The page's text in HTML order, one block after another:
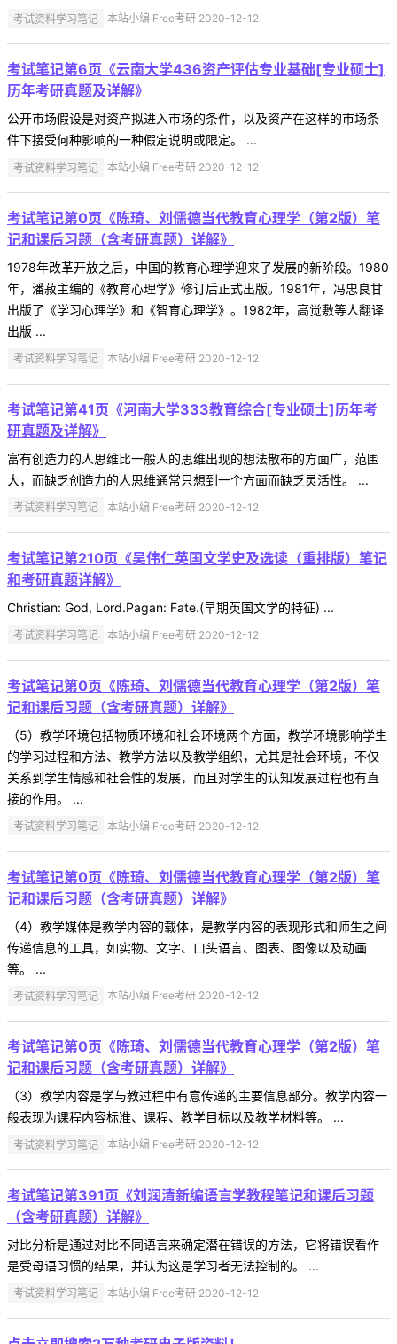
考试资料学习笔记 本站小编 Free考研 2020-12-12
考试笔记第6页《云南大学436资产评估专业基础[专业硕士]
历年考研真题及详解》
公开市场假设是对资产拟进入市场的条件，以及资产在这样的市场条
件下接受何种影响的一种假定说明或限定。 ...
考试资料学习笔记 本站小编 Free考研 2020-12-12
考试笔记第0页《陈琦、刘儒德当代教育心理学（第2版）笔
记和课后习题（含考研真题）详解》
1978年改革开放之后，中国的教育心理学迎来了发展的新阶段。1980
年，潘菽主编的《教育心理学》修订后正式出版。1981年，冯忠良甘
出版了《学习心理学》和《智育心理学》。1982年，高觉敷等人翻译
出版 ...
考试资料学习笔记 本站小编 Free考研 2020-12-12
考试笔记第41页《河南大学333教育综合[专业硕士]历年考
研真题及详解》
富有创造力的人思维比一般人的思维出现的想法散布的方面广，范围
大，而缺乏创造力的人思维通常只想到一个方面而缺乏灵活性。 ...
考试资料学习笔记 本站小编 Free考研 2020-12-12
考试笔记第210页《吴伟仁英国文学史及选读（重排版）笔记
和考研真题详解》
Christian: God, Lord.Pagan: Fate.(早期英国文学的特征) ...
考试资料学习笔记 本站小编 Free考研 2020-12-12
考试笔记第0页《陈琦、刘儒德当代教育心理学（第2版）笔
记和课后习题（含考研真题）详解》
（5）教学环境包括物质环境和社会环境两个方面，教学环境影响学生
的学习过程和方法、教学方法以及教学组织，尤其是社会环境，不仅
关系到学生情感和社会性的发展，而且对学生的认知发展过程也有直
接的作用。 ...
考试资料学习笔记 本站小编 Free考研 2020-12-12
考试笔记第0页《陈琦、刘儒德当代教育心理学（第2版）笔
记和课后习题（含考研真题）详解》
（4）教学媒体是教学内容的载体，是教学内容的表现形式和师生之间
传递信息的工具，如实物、文字、口头语言、图表、图像以及动画
等。 ...
考试资料学习笔记 本站小编 Free考研 2020-12-12
考试笔记第0页《陈琦、刘儒德当代教育心理学（第2版）笔
记和课后习题（含考研真题）详解》
（3）教学内容是学与教过程中有意传递的主要信息部分。教学内容一
般表现为课程内容标准、课程、教学目标以及教学材料等。 ...
考试资料学习笔记 本站小编 Free考研 2020-12-12
考试笔记第391页《刘润清新编语言学教程笔记和课后习题
（含考研真题）详解》
对比分析是通过对比不同语言来确定潜在错误的方法，它将错误看作
是受母语习惯的结果，并认为这是学习者无法控制的。 ...
考试资料学习笔记 本站小编 Free考研 2020-12-12